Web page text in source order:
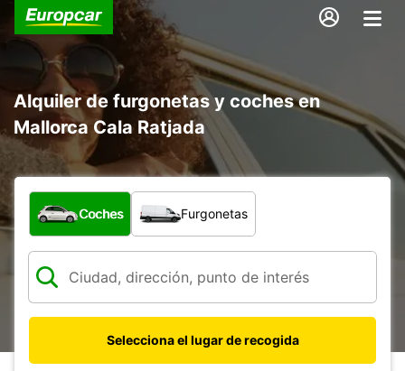
Alquiler de furgonetas y coches en
Mallorca Cala Ratjada
¿Qué tipo de vehículo?
Coches Furgonetas
Selecciona el lugar de recogida